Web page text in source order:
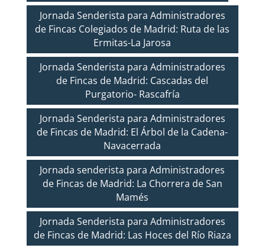
Jornada Senderista para Administradores
de Fincas Colegiados de Madrid: Ruta de las
Ermitas-La Jarosa
Jornada Senderista para Administradores
de Fincas de Madrid: Cascadas del
Purgatorio- Rascafría
Jornada Senderista para Administradores
de Fincas de Madrid: El Árbol de la Cadena-
Navacerrada
Jornada senderista para Administradores
de Fincas de Madrid: La Chorrera de San
Mamés
Jornada Senderista para Administradores
de Fincas de Madrid: Las Hoces del Río Riaza